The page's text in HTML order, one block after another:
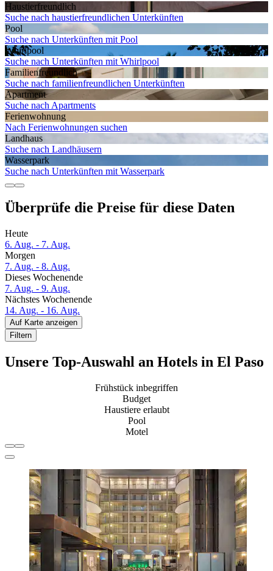
Haustier­freundlich
Suche nach haustierfreundlichen Unterkünften
Pool
Suche nach Unterkünften mit Pool
Whirlpool
Suche nach Unterkünften mit Whirlpool
Familien­freundlich
Suche nach familienfreundlichen Unterkünften
Apartment
Suche nach Apartments
Ferien­wohnung
Nach Ferienwohnungen suchen
Landhaus
Suche nach Landhäusern
Wasserpark
Suche nach Unterkünften mit Wasserpark
Überprüfe die Preise für diese Daten
Heute
6. Aug. - 7. Aug.
Morgen
7. Aug. - 8. Aug.
Dieses Wochenende
7. Aug. - 9. Aug.
Nächstes Wochenende
14. Aug. - 16. Aug.
Auf Karte anzeigen
Filtern
Unsere Top-Auswahl an Hotels in El Paso
Frühstück inbegriffen
Budget
Haustiere erlaubt
Pool
Motel